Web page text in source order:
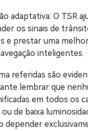
adaptativa: O TSR
os sinais de
e prestar uma
inteligentes.
referidas são
lembrar que
em todos os
de baixa
depender